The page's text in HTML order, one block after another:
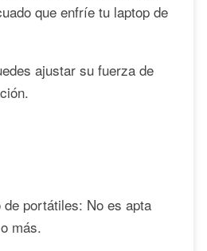
que enfríe tu laptop de
ajustar su fuerza de
de portátiles: No es apta
más.